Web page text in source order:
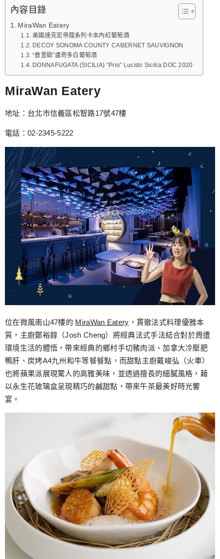
內容目錄
MiraWan Eatery
美國達克宏帝蔻系列卡本內紅葡萄酒
DECOY SONOMA COUNTY CABERNET SAUVIGNON
“普里歐”盧奇多白葡萄酒
DONNAFUGATA (SICILIA) “Prio” Lucido Sicilia DOC 2020
MiraWan Eatery
地址：台北市信義區松智路17號47樓
電話：02-2345-5222
位在微風南山47樓的 MiraWan Eatery ，貫徹法式料理優雅本
質，主廚鄭裕錞（Josh Cheng）將經典法式手法結合對於周遭
環境生活的體悟，帶來經典的鄉村手切豬肉派、加拿大冷壓肥
鴨肝、炭烤A4九州和牛等餐餐點，而甜點主廚戴峻弘（火車）
也將蘋果派展現驚人的高雅美味，並透過擅長的細膩風格，藉
以永生花玻璃盒呈現精巧的鹹甜點，帶來午茶最美好時光饗
宴。